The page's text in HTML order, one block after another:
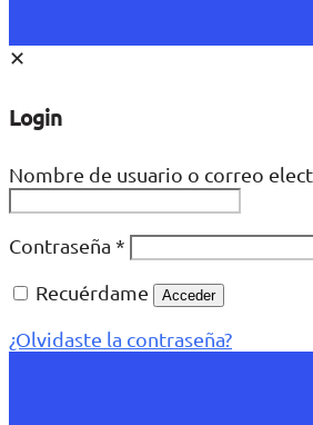
✕
Login
Nombre de usuario o correo
Contraseña *
Recuérdame
Acceder
¿Olvidaste la contraseña?